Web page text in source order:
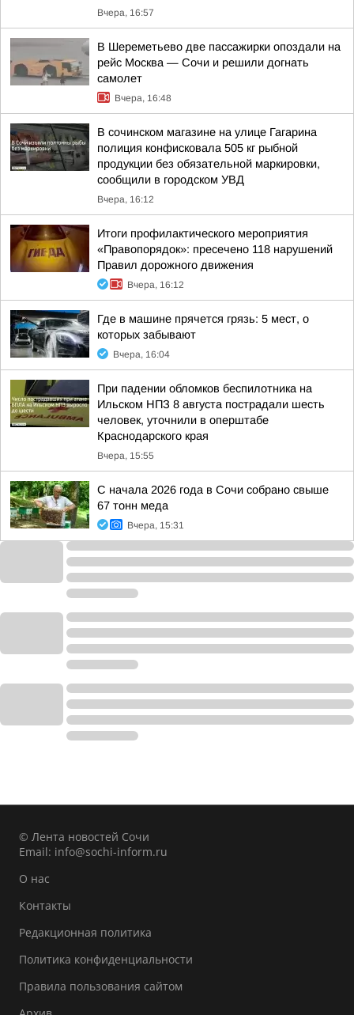
Вчера, 16:57
В Шереметьево две пассажирки опоздали на
рейс Москва — Сочи и решили догнать
самолет
Вчера, 16:48
В сочинском магазине на улице Гагарина
полиция конфисковала 505 кг рыбной
продукции без обязательной маркировки,
сообщили в городском УВД
Вчера, 16:12
Итоги профилактического мероприятия
«Правопорядок»: пресечено 118 нарушений
Правил дорожного движения
Вчера, 16:12
Где в машине прячется грязь: 5 мест, о
которых забывают
Вчера, 16:04
При падении обломков беспилотника на
Ильском НПЗ 8 августа пострадали шесть
человек, уточнили в оперштабе
Краснодарского края
Вчера, 15:55
С начала 2026 года в Сочи собрано свыше
67 тонн меда
Вчера, 15:31
© Лента новостей Сочи
Email: info@sochi-inform.ru
О нас
Контакты
Редакционная политика
Политика конфиденциальности
Правила пользования сайтом